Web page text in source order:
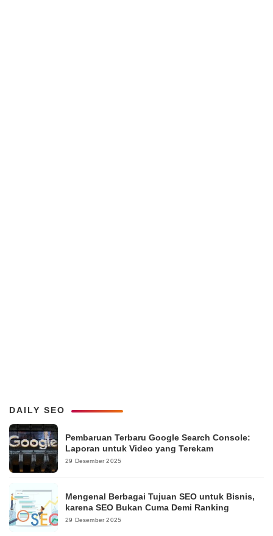
DAILY SEO
Pembaruan Terbaru Google Search Console:
Laporan untuk Video yang Terekam
29 Desember 2025
Mengenal Berbagai Tujuan SEO untuk Bisnis,
karena SEO Bukan Cuma Demi Ranking
29 Desember 2025